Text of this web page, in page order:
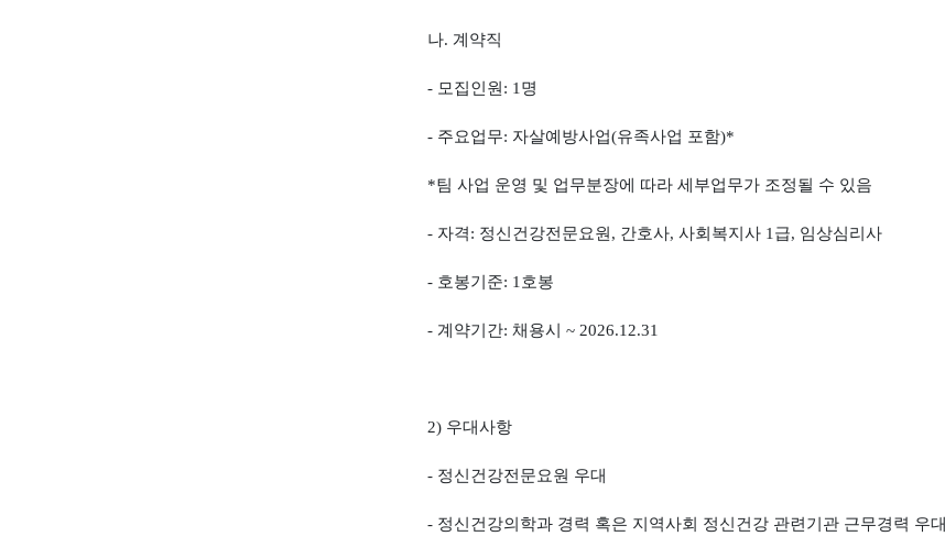
나. 계약직
- 모집인원 : 1 명
- 주요업무: 자살예방사업(유족사업 포함)*
*팀 사업 운영 및 업무분장에 따라 세부업무가 조정될 수 있음
- 자격: 정신건강전문요원 , 간호사, 사회복지사 1 급, 임상심리사
- 호봉기준: 1 호봉
- 계약기간: 채용시 ~ 2026.12.31
2) 우대사항
- 정신건강전문요원 우대
- 정신건강의학과 경력 혹은 지역사회 정신건강 관련기관 근무경력 우대